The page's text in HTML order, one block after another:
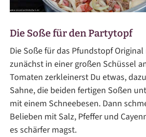
Die Soße für den Partytopf
Die Soße für das Pfundstopf
zunächst in einer großen Schüssel
Tomaten zerkleinerst Du etwas,
Sahne, die beiden fertigen Soßen
mit einem Schneebesen. Dann
Belieben mit Salz, Pfeffer und
es schärfer magst.